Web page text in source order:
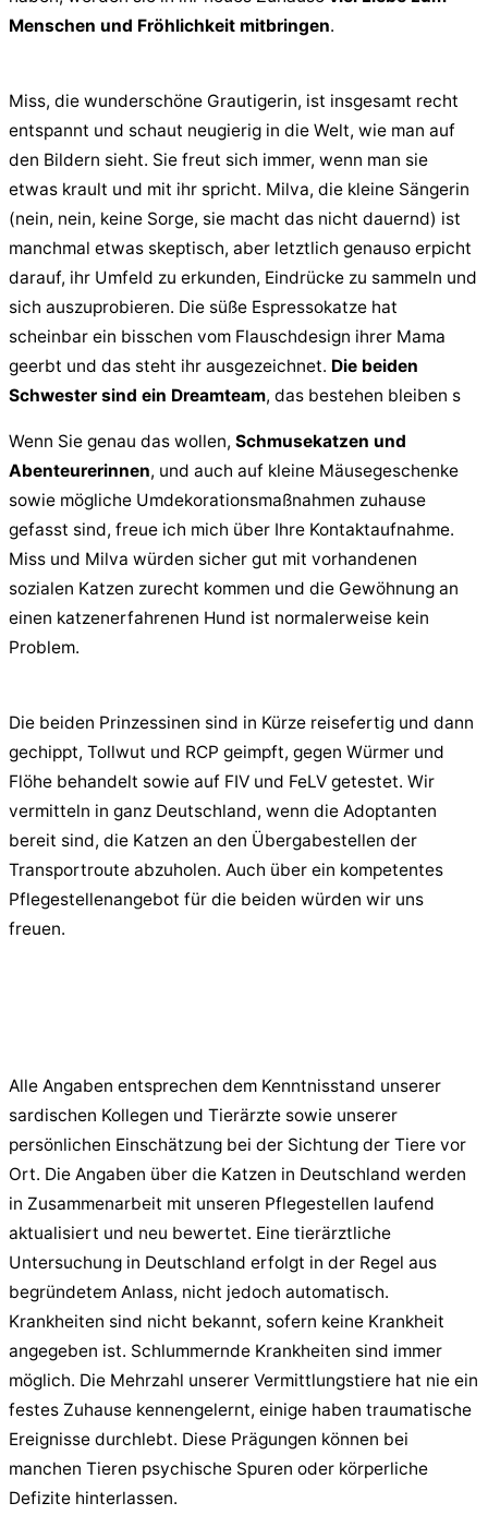
Menschen und Fröhlichkeit mitbringen.
Miss, die wunderschöne Grautigerin, ist insgesamt recht
entspannt und schaut neugierig in die Welt, wie man auf
den Bildern sieht. Sie freut sich immer, wenn man sie
etwas krault und mit ihr spricht. Milva, die kleine Sängerin
(nein, nein, keine Sorge, sie macht das nicht dauernd) ist
manchmal etwas skeptisch, aber letztlich genauso erpicht
darauf, ihr Umfeld zu erkunden, Eindrücke zu sammeln und
sich auszuprobieren. Die süße Espressokatze hat
scheinbar ein bisschen vom Flauschdesign ihrer Mama
geerbt und das steht ihr ausgezeichnet. Die beiden
Schwester sind ein Dreamteam, das bestehen bleiben s
Wenn Sie genau das wollen, Schmusekatzen und
Abenteurerinnen, und auch auf kleine Mäusegeschenke
sowie mögliche Umdekorationsmaßnahmen zuhause
gefasst sind, freue ich mich über Ihre Kontaktaufnahme.
Miss und Milva würden sicher gut mit vorhandenen
sozialen Katzen zurecht kommen und die Gewöhnung an
einen katzenerfahrenen Hund ist normalerweise kein
Problem.
Die beiden Prinzessinen sind in Kürze reisefertig und dann
gechippt, Tollwut und RCP geimpft, gegen Würmer und
Flöhe behandelt sowie auf FIV und FeLV getestet. Wir
vermitteln in ganz Deutschland, wenn die Adoptanten
bereit sind, die Katzen an den Übergabestellen der
Transportroute abzuholen. Auch über ein kompetentes
Pflegestellenangebot für die beiden würden wir uns
freuen.
Alle Angaben entsprechen dem Kenntnisstand unserer
sardischen Kollegen und Tierärzte sowie unserer
persönlichen Einschätzung bei der Sichtung der Tiere vor
Ort. Die Angaben über die Katzen in Deutschland werden
in Zusammenarbeit mit unseren Pflegestellen laufend
aktualisiert und neu bewertet. Eine tierärztliche
Untersuchung in Deutschland erfolgt in der Regel aus
begründetem Anlass, nicht jedoch automatisch.
Krankheiten sind nicht bekannt, sofern keine Krankheit
angegeben ist. Schlummernde Krankheiten sind immer
möglich. Die Mehrzahl unserer Vermittlungstiere hat nie ein
festes Zuhause kennengelernt, einige haben traumatische
Ereignisse durchlebt. Diese Prägungen können bei
manchen Tieren psychische Spuren oder körperliche
Defizite hinterlassen.